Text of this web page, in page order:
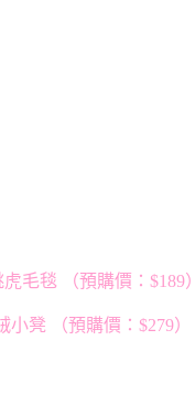
毛毯 （預購價：$189）
凳 （預購價：$279）